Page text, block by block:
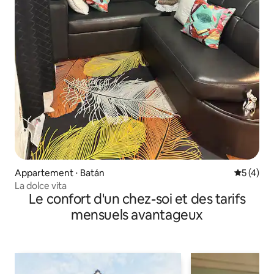
Appartement ⋅ Batán
5 (4)
La dolce vita
Le confort d'un chez-soi et des tarifs
mensuels avantageux